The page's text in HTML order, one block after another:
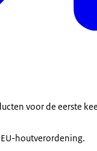
voor de eerste
houtverordening.